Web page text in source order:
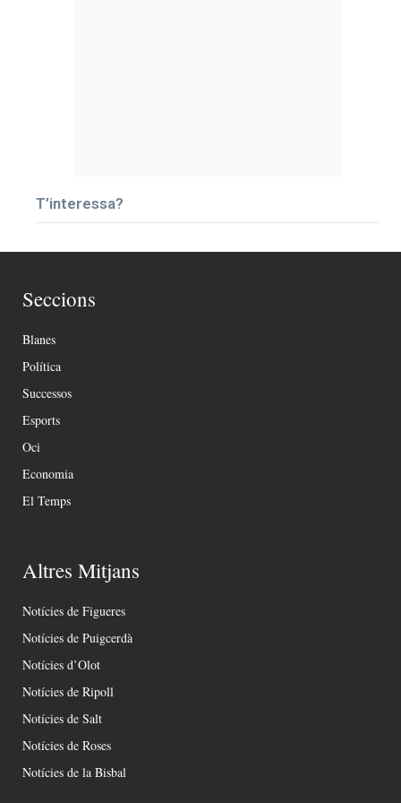
T’interessa?
Seccions
Blanes
Política
Successos
Esports
Oci
Economia
El Temps
Altres Mitjans
Notícies de Figueres
Notícies de Puigcerdà
Notícies d’Olot
Notícies de Ripoll
Notícies de Salt
Notícies de Roses
Notícies de la Bisbal